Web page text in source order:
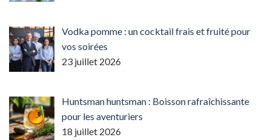
Vodka pomme : un cocktail frais et fruité pour
vos soirées
23 juillet 2026
Huntsman huntsman : Boisson rafraîchissante
pour les aventuriers
18 juillet 2026